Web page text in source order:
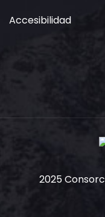
Accesibilidad
2025